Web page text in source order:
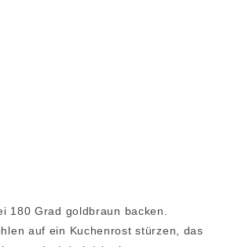
180 Grad goldbraun backen.
auf ein Kuchenrost stürzen, das